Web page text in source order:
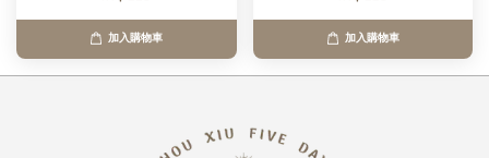
加入購物車 加入購物車